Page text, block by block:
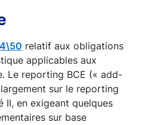
relatif aux obligations
applicables aux
Le reporting BCE (« add-
largement sur le reporting
II, en exigeant quelques
sur base